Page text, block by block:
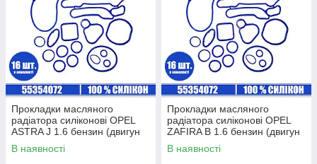
Прокладки масляного
радіатора силіконові OPEL
ASTRA J 1.6 бензин (двигун
A18XER) комплект 16 шт.
В наявності
Прокладки масляного
радіатора силіконові OPEL
ZAFIRA B 1.6 бензин (двигун
Z16XER) комплект 16 шт.
В наявності